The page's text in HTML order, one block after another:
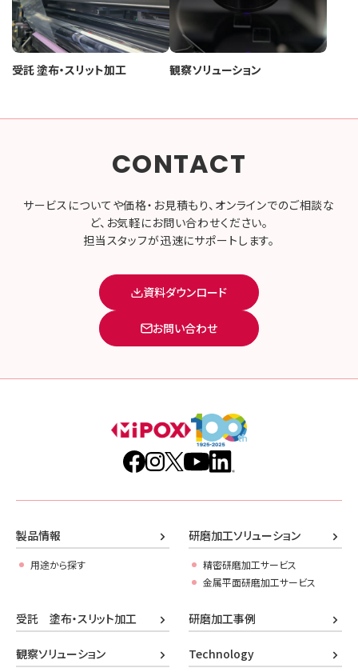
受託 塗布・スリット加工 観察ソリューション
CONTACT
サービスについてや価格・お見積もり、オンラインでのご相談な
ど、お気軽にお問い合わせください。
担当スタッフが迅速にサポートします。
資料ダウンロード
お問い合わせ
製品情報
用途から探す
研磨加工ソリューション
精密研磨加工サービス
金属平面研磨加工サービス
受託 塗布・スリット加工
観察ソリューション
研磨加工事例
Technology